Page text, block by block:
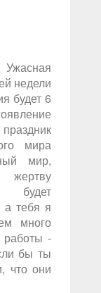
Ужасная
недели
будет 6
мира
мир,
будет
а тебя я
много
работы -
бы ты
что они